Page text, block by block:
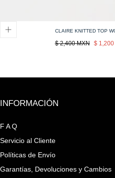
CLAIRE KNITTED TOP
Precio
$ 2,400 MXN Sale
$ 1,200
INFORMACIÓN
F A Q
Servicio al Cliente
Políticas de Envío
Garantías, Devoluciones y Cambios